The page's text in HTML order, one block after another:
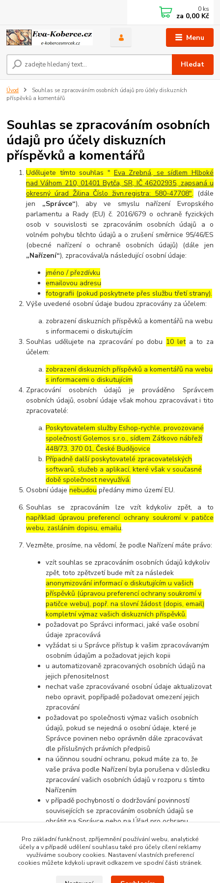
Menu
Hledat
0 ks
za 0,00 Kč
Úvod
Souhlas se zpracováním osobních údajů pro účely diskuzních
příspěvků a komentářů
Souhlas se zpracováním osobních
údajů pro účely diskuzních
příspěvků a komentářů
Udělujete tímto souhlas " Eva Zrebná, se sídlem Hlboké
nad Váhom 210, 01401 Bytča, SR, IČ 46202935, zapsaná u
okresný úrad Žilina Číslo živn.registra: 580-47708". (dále
jen „Správce“), aby ve smyslu nařízení Evropského
parlamentu a Rady (EU) č. 2016/679 o ochraně fyzických
osob v souvislosti se zpracováním osobních údajů a o
volném pohybu těchto údajů a o zrušení směrnice 95/46/ES
(obecné nařízení o ochraně osobních údajů) (dále jen
„Nařízení“), zpracovával/a následující osobní údaje:
jméno / přezdívku
emailovou adresu
fotografii (pokud poskytnete přes službu třetí strany).
Výše uvedené osobní údaje budou zpracovány za účelem:
zobrazení diskuzních příspěvků a komentářů na webu
s informacemi o diskutujícím
Souhlas udělujete na zpracování po dobu 10 leta to za
účelem:
zobrazení diskuzních příspěvků a komentářů na webu
s informacemi o diskutujícím
Zpracování osobních údajů je prováděno Správcem
osobních údajů, osobní údaje však mohou zpracovávat i tito
zpracovatelé:
Poskytovatelem služby Eshop-rychle, provozované
společností Golemos s.r.o., sídlem Zátkovo nábřeží
448/73, 370 01, České Budějovice
Případně další poskytovatelé zpracovatelských
softwarů, služeb a aplikací, které však v současné
době společnost nevyužívá.
Osobní údajenebudou předány mimo území EU.
Souhlas se zpracováním lze vzít kdykoliv zpět, a to
například úpravou preferencí ochrany soukromí v patičce
webu, zasláním dopisu, emailu.
Vezměte, prosíme, na vědomí, že podle Nařízení máte právo:
vzít souhlas se zpracováním osobních údajů kdykoliv
zpět, toto zpětvzetí bude mít za následek
anonymizování informací o diskutujícím u vašich
příspěvků (úpravou preferencí ochrany soukromí v
patičce webu), popř. na slovní žádost (dopis, email)
kompletní výmaz vašich diskuzních příspěvků.
požadovat po Správci informaci, jaké vaše osobní
údaje zpracovává
vyžádat si u Správce přístup k vašim zpracovávaným
osobním údajům a požadovat jejich kopii
u automatizovaně zpracovaných osobních údajů na
jejich přenositelnost
nechat vaše zpracovávané osobní údaje aktualizovat
nebo opravit, popřípadě požadovat omezení jejich
zpracování
požadovat po společnosti výmaz vašich osobních
údajů, pokud se nejedná o osobní údaje, které je
Správce povinen nebo oprávněn dále zpracovávat
dle příslušných právních předpisů
na účinnou soudní ochranu, pokud máte za to, že
vaše práva podle Nařízení byla porušena v důsledku
zpracování vašich osobních údajů v rozporu s tímto
Nařízením
v případě pochybností o dodržování povinností
souvisejících se zpracováním osobních údajů se
obrátit na Správce nebo na Úřad pro ochranu
Pro základní funkčnost, zpříjemnění používání webu, analytické
účely a v případě udělení souhlasu také pro účely cílení reklamy
využíváme soubory cookies. Nastavení vlastních preferencí
cookies můžete kdykoli upravit odkazem ve spodní části stránek.